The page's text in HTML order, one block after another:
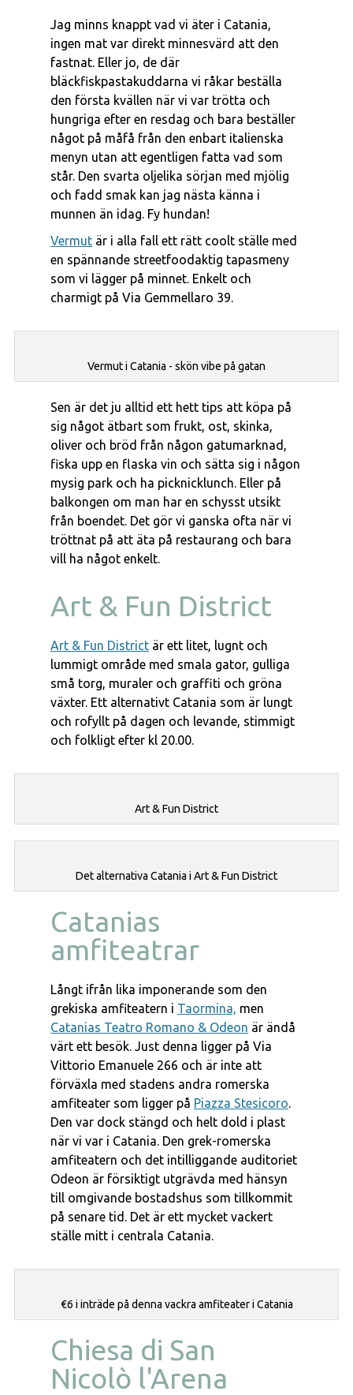
Jag minns knappt vad vi äter i Catania,
ingen mat var direkt minnesvärd att den
fastnat. Eller jo, de där
bläckfiskpastakuddarna vi råkar beställa
den första kvällen när vi var trötta och
hungriga efter en resdag och bara beställer
något på måfå från den enbart italienska
menyn utan att egentligen fatta vad som
står. Den svarta oljelika sörjan med mjölig
och fadd smak kan jag nästa känna i
munnen än idag. Fy hundan!
Vermut är i alla fall ett rätt coolt ställe med
en spännande streetfoodaktig tapasmeny
som vi lägger på minnet. Enkelt och
charmigt på Via Gemmellaro 39.
Vermut i Catania - skön vibe på gatan
Sen är det ju alltid ett hett tips att köpa på
sig något ätbart som frukt, ost, skinka,
oliver och bröd från någon gatumarknad,
fiska upp en flaska vin och sätta sig i någon
mysig park och ha picknicklunch. Eller på
balkongen om man har en schysst utsikt
från boendet. Det gör vi ganska ofta när vi
tröttnat på att äta på restaurang och bara
vill ha något enkelt.
Art & Fun District
Art & Fun District är ett litet, lugnt och
lummigt område med smala gator, gulliga
små torg, muraler och graffiti och gröna
växter. Ett alternativt Catania som är lungt
och rofyllt på dagen och levande, stimmigt
och folkligt efter kl 20.00.
Art & Fun District
Det alternativa Catania i Art & Fun District
Catanias
amfiteatrar
Långt ifrån lika imponerande som den
grekiska amfiteatern i Taormina, men
Catanias Teatro Romano & Odeon är ändå
värt ett besök. Just denna ligger på Via
Vittorio Emanuele 266 och är inte att
förväxla med stadens andra romerska
amfiteater som ligger på Piazza Stesicoro.
Den var dock stängd och helt dold i plast
när vi var i Catania. Den grek-romerska
amfiteatern och det intilliggande auditoriet
Odeon är försiktigt utgrävda med hänsyn
till omgivande bostadshus som tillkommit
på senare tid. Det är ett mycket vackert
ställe mitt i centrala Catania.
€6 i inträde på denna vackra amfiteater i Catania
Chiesa di San
Nicolò l'Arena